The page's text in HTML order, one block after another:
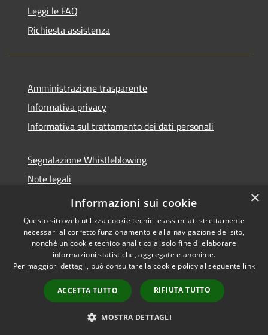
Leggi le FAQ
Richiesta assistenza
Amministrazione trasparente
Informativa privacy
Informativa sul trattamento dei dati personali
Segnalazione Whistleblowing
Note legali
Dichiarazione di accessibilità
Accessibilità
Copyright © 2026 • Comune di
Caramanico Terme • Powered
byMunicipium
Accesso
redazione
×
Informazioni sui cookie
Questo sito web utilizza cookie tecnici e assimilati strettamente
necessari al corretto funzionamento e alla navigazione del sito,
nonché un cookie tecnico analitico al solo fine di elaborare
informazioni statistiche, aggregate e anonime.
Per maggiori dettagli, può consultare la cookie policy al seguente link
ACCETTA TUTTO RIFIUTA TUTTO
MOSTRA DETTAGLI